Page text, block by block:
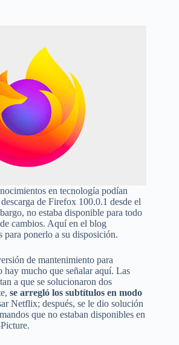
en tecnología podían
de Firefox 100.0.1 desde el
no estaba disponible para todo
cambios. Aquí en el blog
para ponerlo a su disposición.
de mantenimiento para
hay mucho que señalar aquí. Las
a que se solucionaron dos
se arregló los subtítulos en modo
Netflix; después, se le dio solución
que no estaban disponibles en